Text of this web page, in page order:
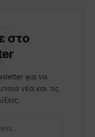
στο
για να
νέα και τις